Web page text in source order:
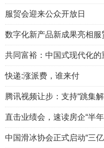
服贸会迎来公众开放日
数字化新产品新成果亮相服
共同富裕：中国式现代化的
快递:涨派费，谁来付
腾讯视频让步：支持“跳集解
直击业绩会，速读房企“半年
中国滑冰协会正式启动“三